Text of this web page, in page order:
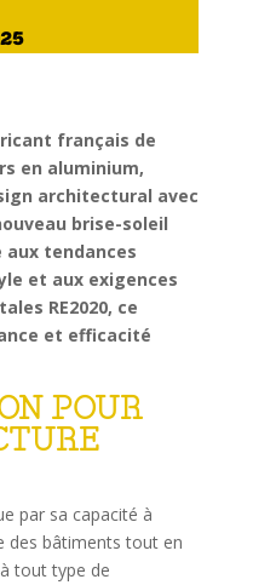
français de
en aluminium,
architectural avec
brise-soleil
aux tendances
et aux exigences
RE2020, ce
et efficacité
POUR
par sa capacité à
des bâtiments tout en
tout type de